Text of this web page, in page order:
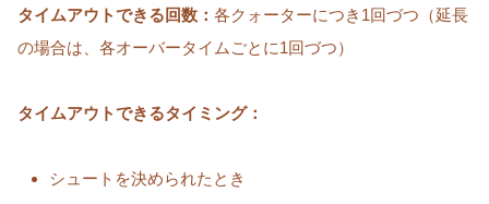
タイムアウトできる回数： 各クォーターにつき1回づつ（延長
の場合は、各オーバータイムごとに1回づつ）
タイムアウトできるタイミング：
シュートを決められたとき